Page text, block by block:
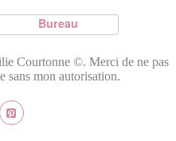
Bureau
Courtonne ©. Merci de ne pas
sans mon autorisation.